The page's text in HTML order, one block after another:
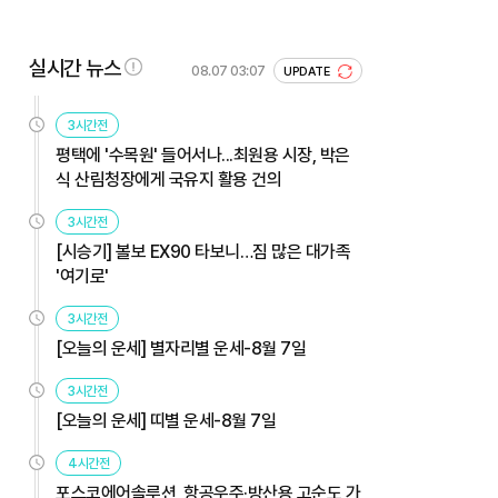
실시간 뉴스 08.07 03:07 UPDATE
3시간전
평택에 '수목원' 들어서나...최원용 시장, 박은
식 산림청장에게 국유지 활용 건의
3시간전
[시승기] 볼보 EX90 타보니…짐 많은 대가족
'여기로'
3시간전
[오늘의 운세] 별자리별 운세-8월 7일
3시간전
[오늘의 운세] 띠별 운세-8월 7일
4시간전
포스코에어솔루션, 항공우주·방산용 고순도 가